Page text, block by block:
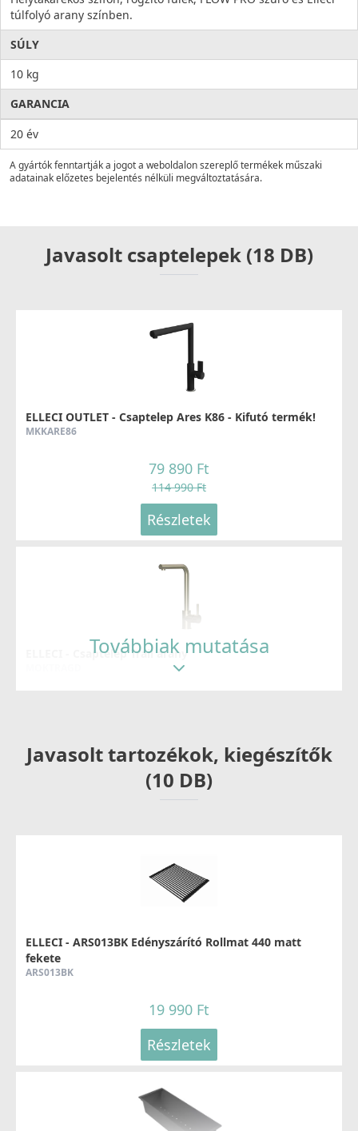
túlfolyó arany színben.
SÚLY
10 kg
GARANCIA
20 év
A gyártók fenntartják a jogot a weboldalon szereplő termékek műszaki
adatainak előzetes bejelentés nélküli megváltoztatására.
Javasolt csaptelepek (18 DB)
ELLECI OUTLET - Csaptelep Ares K86 - Kifutó termék!
MKKARE86
79 890 Ft
114 990 Ft
Részletek
ELLECI - Csaptelep Trail arany
ELLECI - Csaptelep Fold arany
ELLECI - Csaptelep Stream Plus - Arany
Továbbiak mutatása
Javasolt tartozékok, kiegészítők
(10 DB)
ELLECI - ARS013BK Edényszárító Rollmat 440 matt
fekete
ARS013BK
19 990 Ft
Részletek